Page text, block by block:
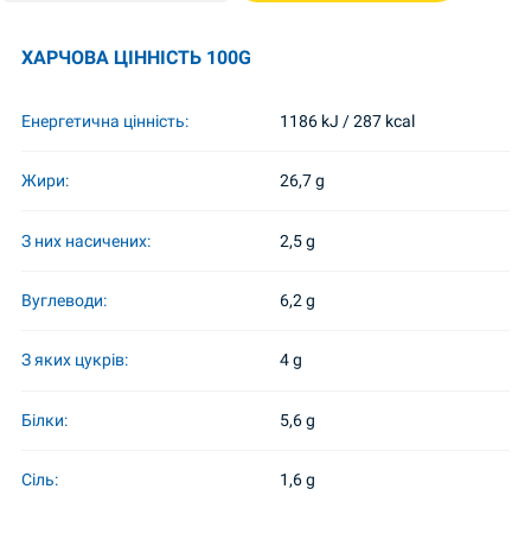
ХАРЧОВА ЦІННІСТЬ 100G
Енергетична цінність: 1186 kJ / 287 kcal
Жири: 26,7 g
З них насичених: 2,5 g
Вуглеводи: 6,2 g
З яких цукрів: 4 g
Білки: 5,6 g
Сіль: 1,6 g